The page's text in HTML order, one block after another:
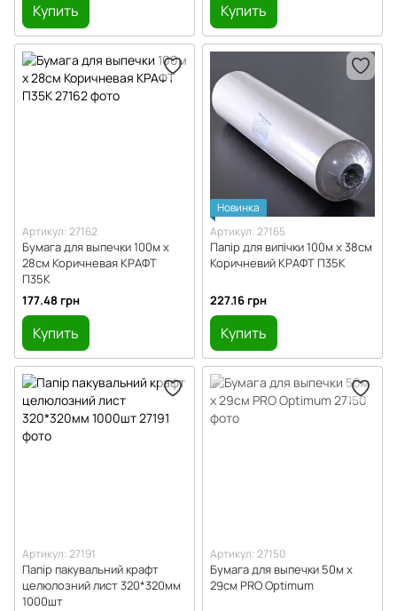
Купить Купить
Артикул: 27162
Бумага для выпечки 100м х
28см Коричневая КРАФТ
П35К
177.48 грн
Купить
Новинка
Артикул: 27165
Папір для випічки 100м х 38см
Коричневий КРАФТ П35К
227.16 грн
Купить
Артикул: 27191
Папір пакувальний крафт
целюлозний лист 320*320мм
1000шт
Артикул: 27150
Бумага для выпечки 50м х
29см PRO Optimum